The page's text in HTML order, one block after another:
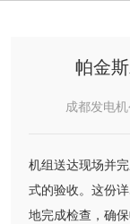
帕金
成都发电
机组送达现场并
式的验收。这份
地完成检查，确